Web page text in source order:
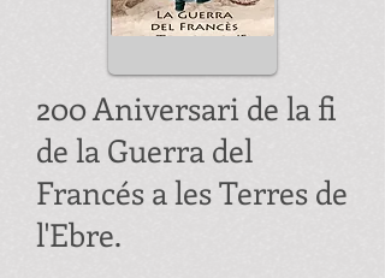
200 Aniversari de la fi
de la Guerra del
Francés a les Terres de
l'Ebre.